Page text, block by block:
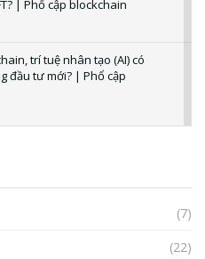
| Phổ cập blockchain
trí tuệ nhân tạo (AI) có
đầu tư mới? | Phổ cập
(7)
(22)